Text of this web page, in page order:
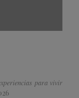
para vivir